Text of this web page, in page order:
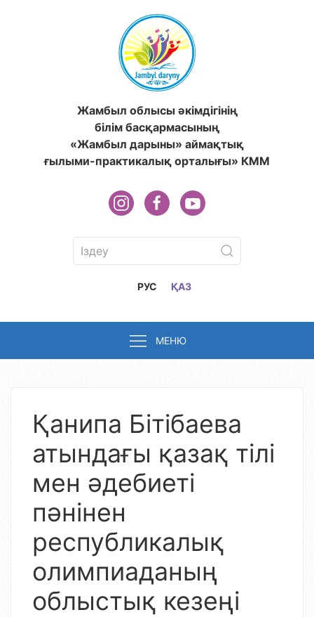
Жамбыл облысы әкімдігінің
білім басқармасының
«Жамбыл дарыны» аймақтық
ғылыми-практикалық орталығы» КММ
РУС ҚАЗ
МЕНЮ
Қанипа Бітібаева
атындағы қазақ тілі
мен әдебиеті
пәнінен
республикалық
олимпиаданың
облыстық кезеңі